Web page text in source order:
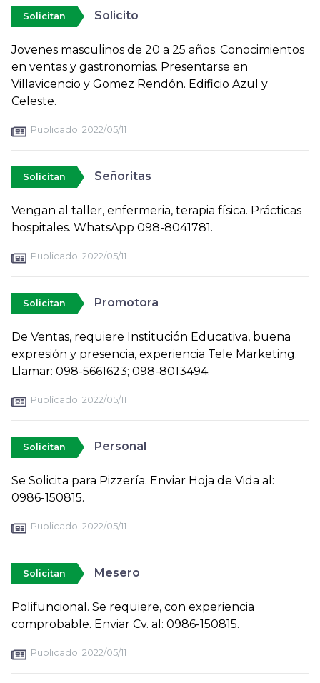
Solicitan Solicito
Jovenes masculinos de 20 a 25 años. Conocimientos
en ventas y gastronomias. Presentarse en
Villavicencio y Gomez Rendón. Edificio Azul y
Celeste.
Publicado: 2022/05/11
Solicitan Señoritas
Vengan al taller, enfermeria, terapia física. Prácticas
hospitales. WhatsApp 098-8041781.
Publicado: 2022/05/11
Solicitan Promotora
De Ventas, requiere Institución Educativa, buena
expresión y presencia, experiencia Tele Marketing.
Llamar: 098-5661623; 098-8013494.
Publicado: 2022/05/11
Solicitan Personal
Se Solicita para Pizzería. Enviar Hoja de Vida al:
0986-150815.
Publicado: 2022/05/11
Solicitan Mesero
Polifuncional. Se requiere, con experiencia
comprobable. Enviar Cv. al: 0986-150815.
Publicado: 2022/05/11